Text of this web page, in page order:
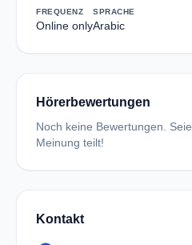
FREQUENZ
Online only
SPRACHE
Arabic
Hörerbewertungen
Noch keine Bewertungen.
Meinung teilt!
Kontakt